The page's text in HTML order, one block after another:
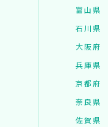
富山県
石川県
大阪府
兵庫県
京都府
奈良県
佐賀県